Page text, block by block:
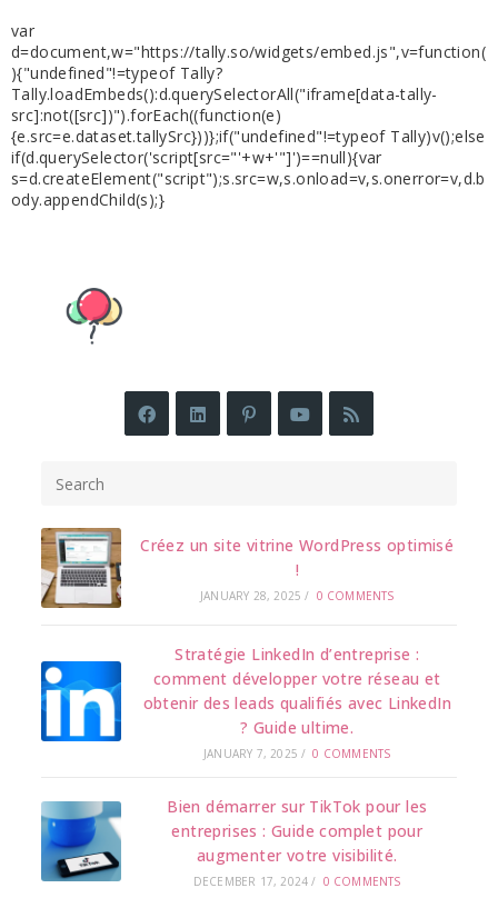
var
d=document,w="https://tally.so/widgets/embed.js",v=function(
){"undefined"!=typeof Tally?
Tally.loadEmbeds():d.querySelectorAll("iframe[data-tally-
src]:not([src])").forEach((function(e)
{e.src=e.dataset.tallySrc}))};if("undefined"!=typeof Tally)v();else
if(d.querySelector('script[src="'+w+'"]')==null){var
s=d.createElement("script");s.src=w,s.onload=v,s.onerror=v,d.b
ody.appendChild(s);}
Créez un site vitrine WordPress optimisé
!
JANUARY 28, 2025 / 0 COMMENTS
Stratégie LinkedIn d’entreprise :
comment développer votre réseau et
obtenir des leads qualifiés avec LinkedIn
? Guide ultime.
JANUARY 7, 2025 / 0 COMMENTS
Bien démarrer sur TikTok pour les
entreprises : Guide complet pour
augmenter votre visibilité.
DECEMBER 17, 2024 / 0 COMMENTS